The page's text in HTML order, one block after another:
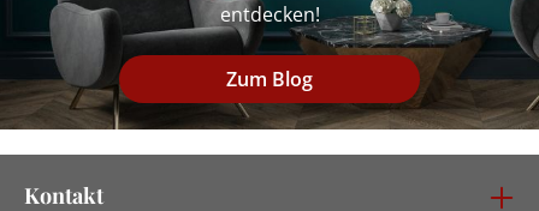
entdecken!
Zum Blog
Kontakt